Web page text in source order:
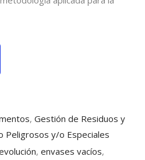
, Gestión de Residuos y
Peligrosos y/o Especiales
, envases vacíos,